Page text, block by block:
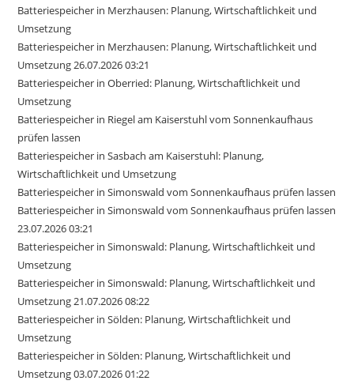
Batteriespeicher in Merzhausen: Planung, Wirtschaftlichkeit und
Umsetzung
Batteriespeicher in Merzhausen: Planung, Wirtschaftlichkeit und
Umsetzung 26.07.2026 03:21
Batteriespeicher in Oberried: Planung, Wirtschaftlichkeit und
Umsetzung
Batteriespeicher in Riegel am Kaiserstuhl vom Sonnenkaufhaus
prüfen lassen
Batteriespeicher in Sasbach am Kaiserstuhl: Planung,
Wirtschaftlichkeit und Umsetzung
Batteriespeicher in Simonswald vom Sonnenkaufhaus prüfen lassen
Batteriespeicher in Simonswald vom Sonnenkaufhaus prüfen lassen
23.07.2026 03:21
Batteriespeicher in Simonswald: Planung, Wirtschaftlichkeit und
Umsetzung
Batteriespeicher in Simonswald: Planung, Wirtschaftlichkeit und
Umsetzung 21.07.2026 08:22
Batteriespeicher in Sölden: Planung, Wirtschaftlichkeit und
Umsetzung
Batteriespeicher in Sölden: Planung, Wirtschaftlichkeit und
Umsetzung 03.07.2026 01:22